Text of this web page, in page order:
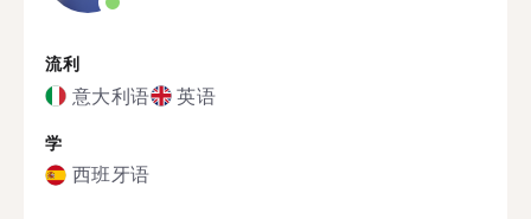
流利
意大利语 英语
学
西班牙语